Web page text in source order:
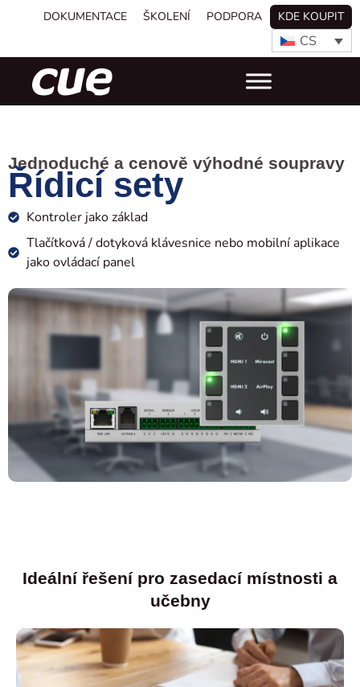
DOKUMENTACE ŠKOLENÍ PODPORA KDE KOUPIT
CS
Jednoduché a cenově výhodné soupravy
Řídicí sety
Kontroler jako základ
Tlačítková / dotyková klávesnice nebo mobilní aplikace
jako ovládací panel
Ideální řešení pro zasedací místnosti a
učebny